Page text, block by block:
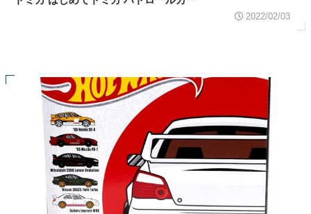
2022/02/03